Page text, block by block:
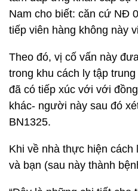
Nam cho biết: căn cứ NĐ
tiếp viên hàng không này
Theo đó, vị cố vấn này
trong khu cách ly tập
đã có tiếp xúc với với
khác- người này sau đó
BN1325.
Khi về nhà thực hiện cách
và bạn (sau này thành